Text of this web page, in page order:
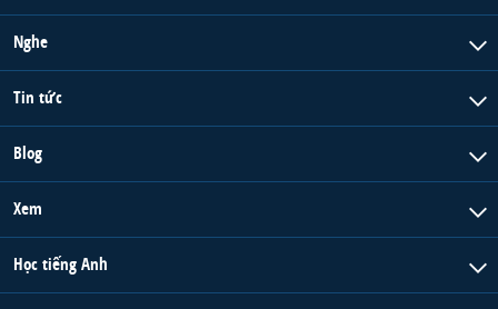
Nghe
Tin tức
Blog
Xem
Học tiếng Anh